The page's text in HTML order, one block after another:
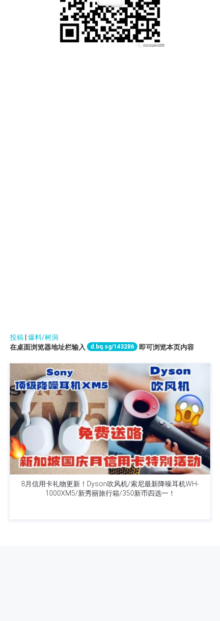
投稿 爆料/树洞
在桌面浏览器地址栏输入
d.bq.sg/143286 即可浏览本页内容
8月信用卡礼物更新！Dyson吹风机/索尼最新降噪耳机WH-
1000XM5/新秀丽旅行箱/350新币四选一！